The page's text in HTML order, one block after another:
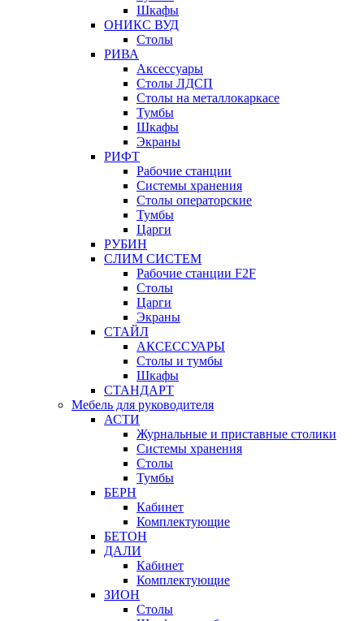
Шкафы
ОНИКС ВУД
Столы
РИВА
Аксессуары
Столы ЛДСП
Столы на металлокаркасе
Тумбы
Шкафы
Экраны
РИФТ
Рабочие станции
Системы хранения
Столы операторские
Тумбы
Царги
РУБИН
СЛИМ СИСТЕМ
Рабочие станции F2F
Столы
Царги
Экраны
СТАЙЛ
АКСЕССУАРЫ
Столы и тумбы
Шкафы
СТАНДАРТ
Мебель для руководителя
АСТИ
Журнальные и приставные столики
Системы хранения
Столы
Тумбы
БЕРН
Кабинет
Комплектующие
БЕТОН
ДАЛИ
Кабинет
Комплектующие
ЗИОН
Столы